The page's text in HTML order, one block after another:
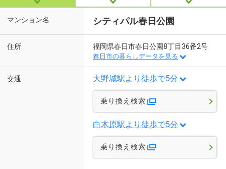
マンション名 シティパル春日公園
住所 福岡県春日市春日公園8丁目36番2号
春日市の暮らしデータを見る
交通 大野城駅より徒歩で5分
乗り換え検索
白木原駅より徒歩で5分
乗り換え検索